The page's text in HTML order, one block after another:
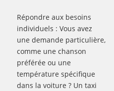
Répondre aux besoins
individuels : Vous avez
une demande particulière,
comme une chanson
préférée ou une
température spécifique
dans la voiture ? Un taxi